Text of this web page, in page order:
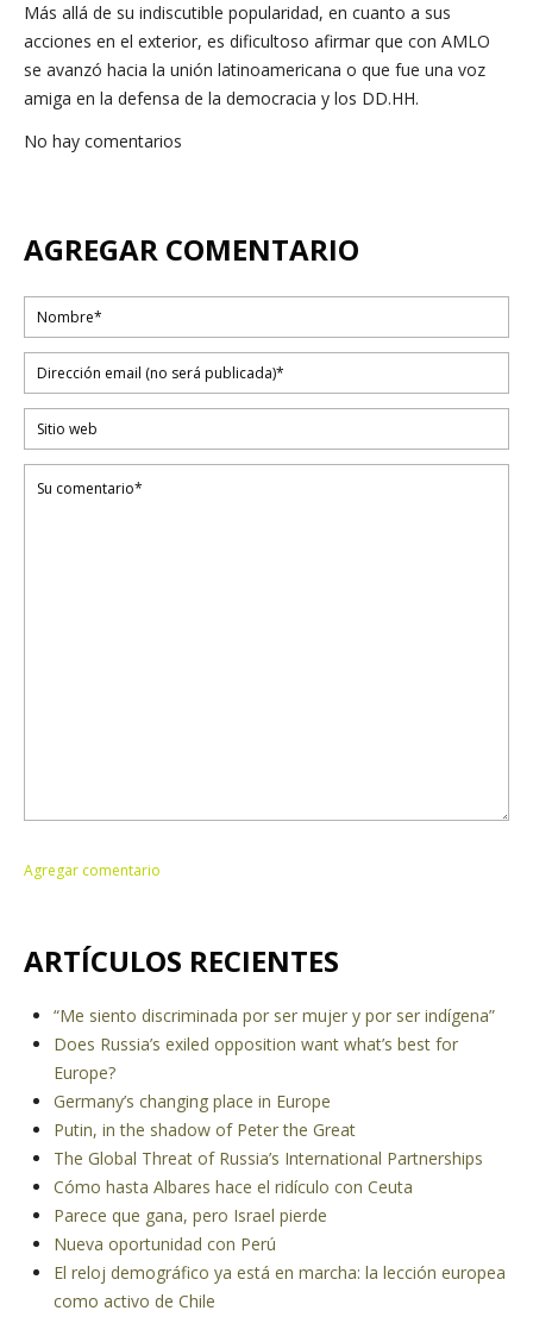
Más allá de su indiscutible popularidad, en cuanto a sus
acciones en el exterior, es dificultoso afirmar que con AMLO
se avanzó hacia la unión latinoamericana o que fue una voz
amiga en la defensa de la democracia y los DD.HH.
No hay comentarios
AGREGAR COMENTARIO
ARTÍCULOS RECIENTES
“Me siento discriminada por ser mujer y por ser indígena”
Does Russia’s exiled opposition want what’s best for
Europe?
Germany’s changing place in Europe
Putin, in the shadow of Peter the Great
The Global Threat of Russia’s International Partnerships
Cómo hasta Albares hace el ridículo con Ceuta
Parece que gana, pero Israel pierde
Nueva oportunidad con Perú
El reloj demográfico ya está en marcha: la lección europea
como activo de Chile